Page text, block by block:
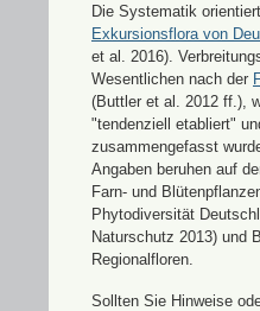
Die Systematik
Exkursionsflora von
et al. 2016).
Wesentlichen nach der
(Buttler et al. 2012 ff.),
"tendenziell etabliert"
zusammengefasst
Angaben beruhen auf
Farn- und
Phytodiversität
Naturschutz 2013) und
Regionalfloren.
Sollten Sie Hinweise